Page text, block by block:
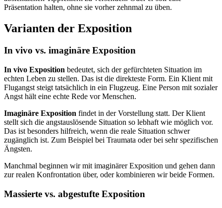
Präsentation halten, ohne sie vorher zehnmal zu üben.
Varianten der Exposition
In vivo vs. imaginäre Exposition
In vivo Exposition bedeutet, sich der gefürchteten Situation im
echten Leben zu stellen. Das ist die direkteste Form. Ein Klient mit
Flugangst steigt tatsächlich in ein Flugzeug. Eine Person mit sozialer
Angst hält eine echte Rede vor Menschen.
Imaginäre Exposition findet in der Vorstellung statt. Der Klient
stellt sich die angstauslösende Situation so lebhaft wie möglich vor.
Das ist besonders hilfreich, wenn die reale Situation schwer
zugänglich ist. Zum Beispiel bei Traumata oder bei sehr spezifischen
Ängsten.
Manchmal beginnen wir mit imaginärer Exposition und gehen dann
zur realen Konfrontation über, oder kombinieren wir beide Formen.
Massierte vs. abgestufte Exposition